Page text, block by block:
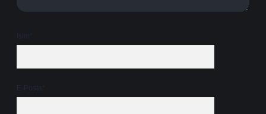
İsim*
E-Posta*